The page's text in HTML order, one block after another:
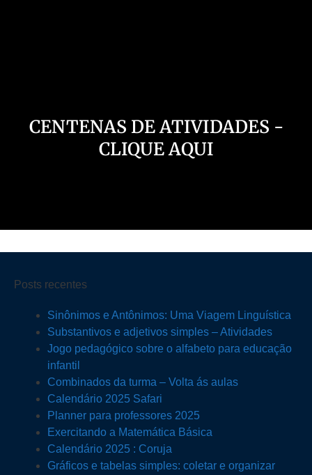
CENTENAS DE ATIVIDADES -
CLIQUE AQUI
Posts recentes
Sinônimos e Antônimos: Uma Viagem Linguística
Substantivos e adjetivos simples – Atividades
Jogo pedagógico sobre o alfabeto para educação
infantil
Combinados da turma – Volta ás aulas
Calendário 2025 Safari
Planner para professores 2025
Exercitando a Matemática Básica
Calendário 2025 : Coruja
Gráficos e tabelas simples: coletar e organizar